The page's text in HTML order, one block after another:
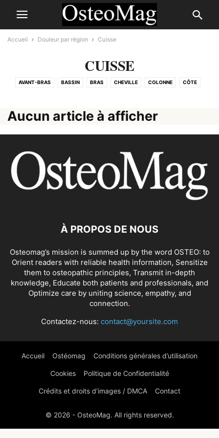
Accueil Douleur par région Cuisse
CUISSE
AVANT-BRAS BASSIN BRAS CHEVILLE COLONNE CÔTE
POIGNET
Aucun article à afficher
À PROPOS DE NOUS
Osteomag’s mission is summed up by the word OSTEO: to
Orient readers with reliable health information, Sensitize
them to osteopathic principles, Transmit in-depth
knowledge, Educate both patients and professionals, and
Optimize care by uniting science, empathy, and
connection.
Contactez-nous: contact@yoursite.com
Accueil Ostéomag Conditions générales d’utilisation
Cookies Politique de Confidentialité
Crédits et droits d’images / DMCA Contact
© 2026 - OsteoMag. All rights reserved.